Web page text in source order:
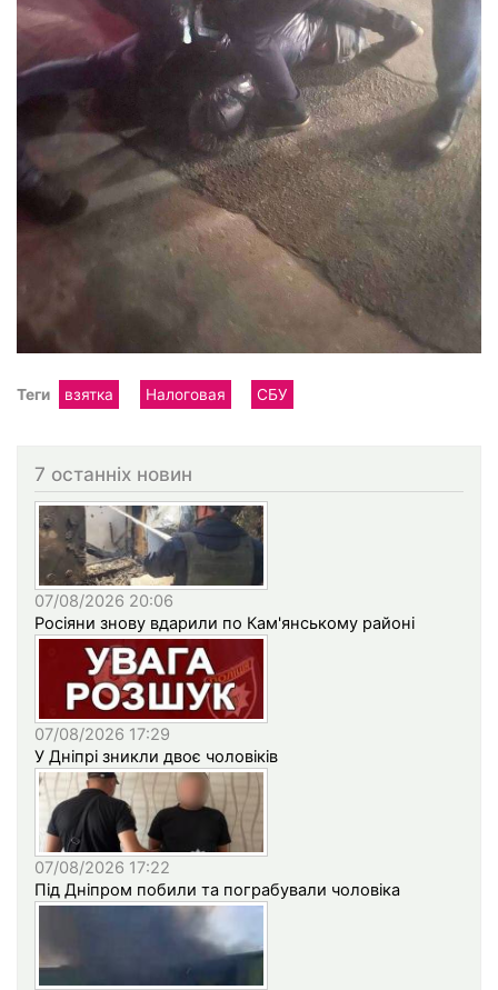
Теги взятка Налоговая СБУ
7 останніх новин
07/08/2026 20:06
Росіяни знову вдарили по Кам'янському районі
07/08/2026 17:29
У Дніпрі зникли двоє чоловіків
07/08/2026 17:22
Під Дніпром побили та пограбували чоловіка